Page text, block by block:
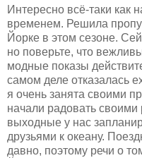
Интересно всё-таки как
временем. Решила
Йорке в этом сезоне.
но поверьте, что
модные показы
самом деле отказалась
я очень занята своими
начали радовать своими
выходные у нас
друзьями к океану.
давно, поэтому речи о